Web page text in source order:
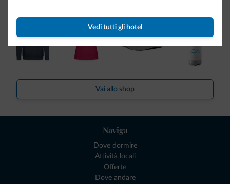
Vedi tutti gli hotel
Vai allo shop
Naviga
Dove dormire
Attività locali
Offerte
Dove andare